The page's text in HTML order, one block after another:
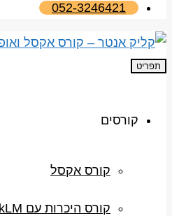
052-3246421
תפריט
קורסים
קורס אקסל
קורס היכרות עם NotbookLM